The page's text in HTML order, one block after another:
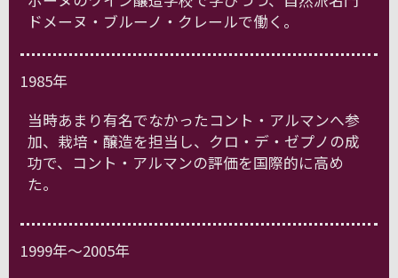
ドメーヌ・ブルーノ・クレールで働く。
1985年
当時あまり有名でなかったコント・アルマンへ参
加、栽培・醸造を担当し、クロ・デ・ゼプノの成
功で、コント・アルマンの評価を国際的に高め
た。
1999年～2005年